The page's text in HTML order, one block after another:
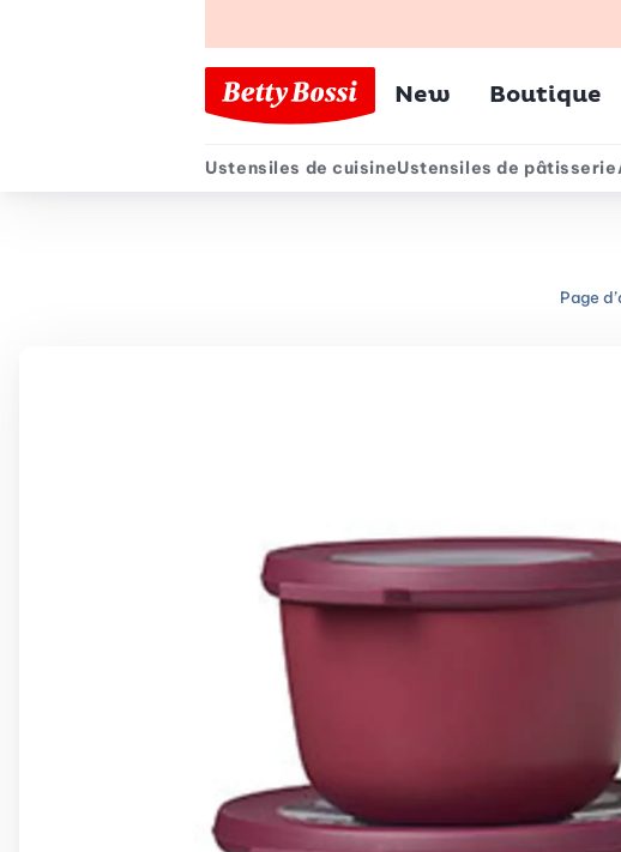
Menu
New Boutique
Menu secondaire
Ustensiles de cuisineUstensiles de pâtisserie
Page